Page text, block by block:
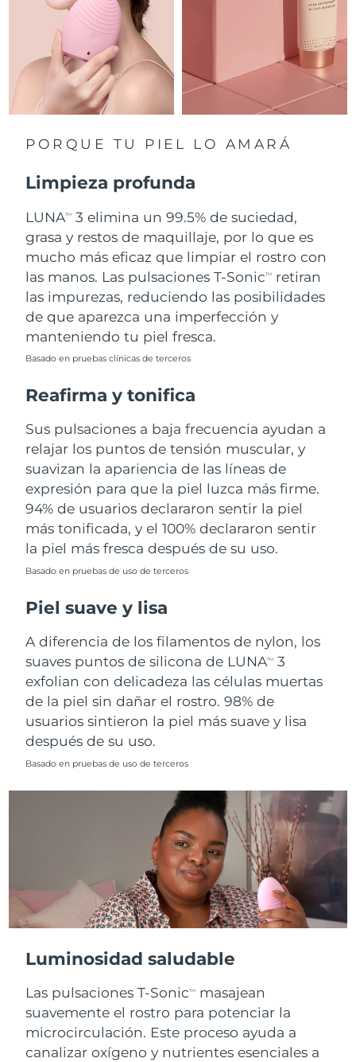
PORQUE TU PIEL LO AMARÁ
Limpieza profunda
LUNATM
3 elimina un 99.5% de suciedad,
grasa y restos de maquillaje, por lo que es
mucho más eficaz que limpiar el rostro con
las manos. Las pulsaciones T-SonicTM
retiran
las impurezas, reduciendo las posibilidades
de que aparezca una imperfección y
manteniendo tu piel fresca.
Basado en pruebas clínicas de terceros
Reafirma y tonifica
Sus pulsaciones a baja frecuencia ayudan a
relajar los puntos de tensión muscular, y
suavizan la apariencia de las líneas de
expresión para que la piel luzca más firme.
94% de usuarios declararon sentir la piel
más tonificada, y el 100% declararon sentir
la piel más fresca después de su uso.
Basado en pruebas de uso de terceros
Piel suave y lisa
A diferencia de los filamentos de nylon, los
suaves puntos de silicona de LUNATM
3
exfolian con delicadeza las células muertas
de la piel sin dañar el rostro. 98% de
usuarios sintieron la piel más suave y lisa
después de su uso.
Basado en pruebas de uso de terceros
Luminosidad saludable
Las pulsaciones T-SonicTM
masajean
suavemente el rostro para potenciar la
microcirculación. Este proceso ayuda a
canalizar oxígeno y nutrientes esenciales a
Singapur 8/10/26
Eslovaquia 8/8/26
Eslovenia Entrega prevista 8/8/26
Suecia Entrega prevista 8/8/26
Suiza Entrega prevista8/8/26
Taiwán Entrega prevista
Turquía
Emiratos Árabes
Unidos
Entrega prevista8/9/26
Reino Unido Entrega prevista
Estados Unidos Entrega prevista8/9/26
Uzbekistán Entrega prevista